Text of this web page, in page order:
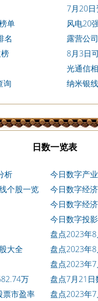
排行榜
7月20
单
风电20
名
露营公
8月3日
榜光通信
询
纳米银
日数一览表
析
今日数字产
个股一览
今日数字经
今日数字经
今日数字投
盘点2023年
大全
盘点2023年
盘点2023年
榜单
万
盘点7月21
榜单
票市盈率 盘点2023年